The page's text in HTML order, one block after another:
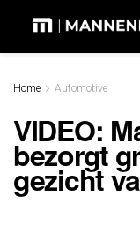
Home Automotive
VIDEO:
bezorgt
gezicht